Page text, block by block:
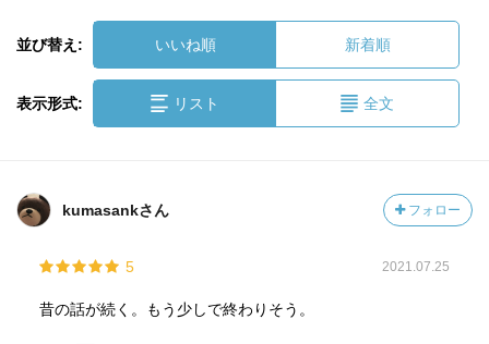
並び替え: いいね順 新着順
表示形式: リスト 全文
kumasankさん フォロー
5 2021.07.25
昔の話が続く。もう少しで終わりそう。